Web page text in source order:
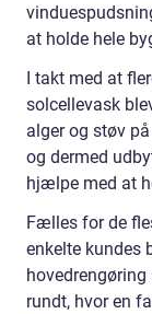
at holde hele
I takt med at
solcellevask
alger og støv
og dermed
hjælpe med at
Fælles for de
enkelte kundes
rundt, hvor en